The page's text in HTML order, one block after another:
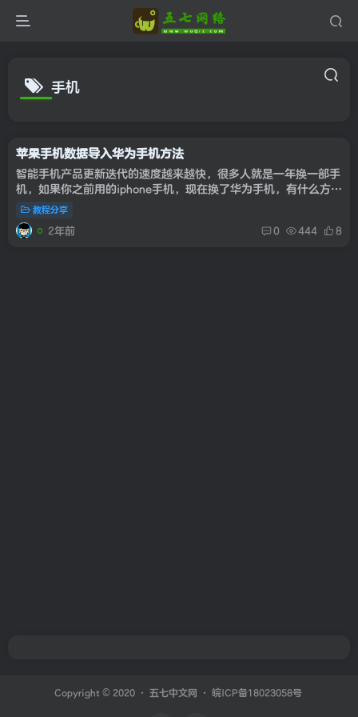
手机
苹果手机数据导入华为手机方法
智能手机产品更新迭代的速度越来越快，很多人就是一年换一部手
机，如果你之前用的iphone手机，现在换了华为手机，有什么方法
可以快速迁移设备数据？不急，华为EMUI系统设计了一个“手机
克隆”功...
教程分享
2年前 0 444 8
Copyright © 2020 · 五七中文网 · 皖ICP备18023058号